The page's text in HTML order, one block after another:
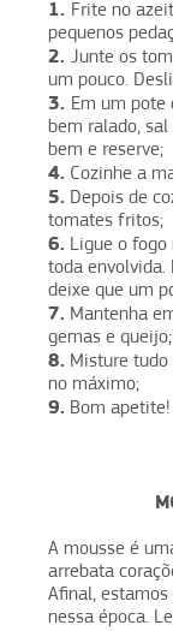
1. Frite no
pequenos
2. Junte os
um pouco.
3. Em um pote
bem ralado,
bem e reserve;
4. Cozinhe a
5. Depois de
tomates fritos;
6. Ligue o
toda envolvida.
deixe que um
7. Mantenha
gemas e queijo;
8. Misture
no máximo;
9. Bom apetite!
A mousse é
arrebata
Afinal,
nessa época.